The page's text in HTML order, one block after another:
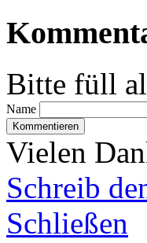
Bitte füll
Name
Vielen
Schreib
Schließen